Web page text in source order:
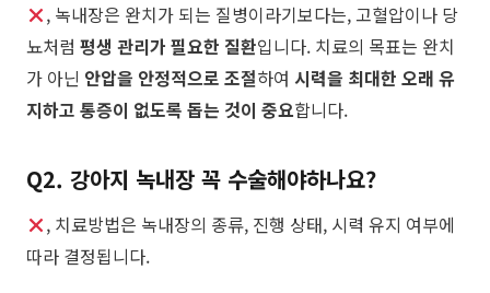
, 녹내장은 완치가 되는 질병이라기보다는, 고혈압이나 당
뇨처럼 평생 관리가 필요한 질환입니다. 치료의 목표는 완치
가 아닌 안압을 안정적으로 조절하여 시력을 최대한 오래 유
지하고 통증이 없도록 돕는 것이 중요합니다.
Q2. 강아지 녹내장 꼭 수술해야하나요?
, 치료방법은 녹내장의 종류, 진행 상태, 시력 유지 여부에
따라 결정됩니다.